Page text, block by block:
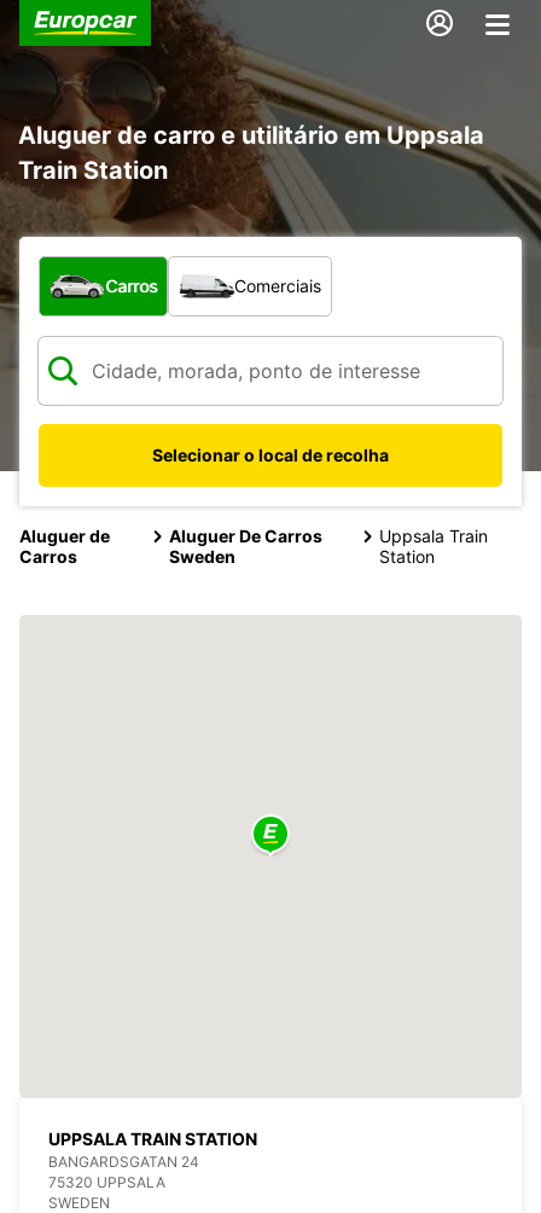
Aluguer de carro e utilitário em Uppsala
Train Station
Que tipo de veículo pretende?
Carros Comerciais
Selecionar o local de recolha
Aluguer de
Carros
Aluguer De Carros
Sweden
Uppsala Train
Station
UPPSALA TRAIN STATION
BANGARDSGATAN 24
75320 UPPSALA
SWEDEN